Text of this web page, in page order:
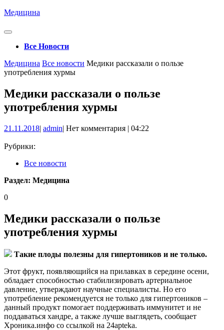
Перейти
содержимому
Медицина
Кнопка
ОткрытьВсе Новости
Кнопка
Закрыть
Медицина Все новости Медики рассказали о пользе
употребления хурмы
Медики рассказали о пользе
употребления хурмы
21.11.201821.11.2018
| adminadmin
| Нет комментария | 04:22
Рубрики:
Все новости
Раздел: Медицина
0
Медики рассказали о пользе
употребления хурмы
Такие плоды полезны для гипертоников и не только.
Этот фрукт, появляющийся на прилавках в середине осени,
обладает способностью стабилизировать артериальное
давление, утверждают научные специалисты. Но его
употребление рекомендуется не только для гипертоников –
данный продукт помогает поддерживать иммунитет и не
поддаваться хандре, а также лучше выглядеть, сообщает
Хроника.инфо со ссылкой на 24apteka.